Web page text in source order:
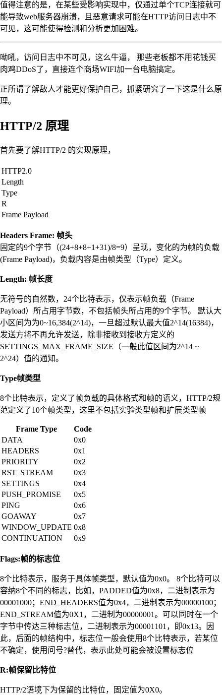
值得注意的是，在某些受影响实现中，仅通过单个TCP连接就可
能导致web服务器崩溃，且恶意请求可能在HTTP访问日志中不
可见，这可能使得检测和分析更加困难。
呦吼，访问日志中不可见，这么牛逼， 那些老板都不用花钱买
肉鸡DDoS了，直接连个商场WIFI加一台电脑搞定。
正所谓了解敌人才能更好保护自己，抓紧研究了一下这是什么原
理。
HTTP/2 原理
首先要了解HTTP/2 的实现原理，
HTTP2.0
Length
Type
R
Frame Payload
Headers Frame: 帧头
固定的9个字节（(24+8+8+1+31)/8=9）呈现，变化的为帧的负载
(Frame Payload)，负载内容是由帧类型（Type）定义。
Length: 帧长度
无符号的自然数，24个比特表示，仅表示帧负载（Frame
Payload）所占用字节数，不包括帧头所占用的9个字节。 默认大
小区间为为0~16,384(2^14)，一旦超过默认最大值2^14(16384)，
发送方将不再允许发送，除非接收到接收方定义的
SETTINGS_MAX_FRAME_SIZE（一般此值区间为2^14 ~
2^24）值的通知。
Type帧类型
8个比特表示，定义了帧负载的具体格式和帧的语义，HTTP/2规
范定义了10个帧类型，这里不包括实验类型帧和扩展类型帧
Frame Type
Code
DATA
0x0
HEADERS
0x1
PRIORITY
0x2
RST_STREAM
0x3
SETTINGS
0x4
PUSH_PROMISE
0x5
PING
0x6
GOAWAY
0x7
WINDOW_UPDATE 0x8
CONTINUATION
0x9
Flags:帧的标志位
8个比特表示，服务于具体帧类型，默认值为0x0。 8个比特可以
容纳8个不同的标志，比如，PADDED值为0x8，二进制表示为
00001000；END_HEADERS值为0x4，二进制表示为00000100；
END_STREAM值为0X1，二进制为00000001。可以同时在一个
字节中传达三种标志位，二进制表示为00001101，即0x13。因
此，后面的帧结构中，标志位一般会使用8个比特表示，若某位
不确定，使用问号?替代，表示此处可能会被设置标志位
R:帧保留比特位
HTTP/2语境下为保留的比特位，固定值为0X0。